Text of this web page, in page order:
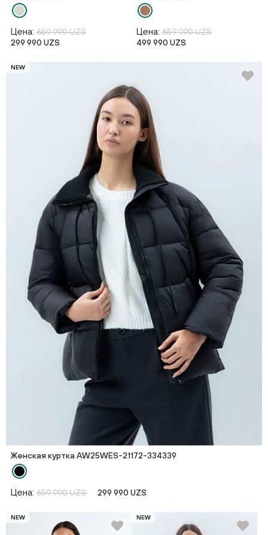
Цена: 659 990 UZS
299 990 UZS
Цена: 659 990 UZS
499 990 UZS
NEW
Женская куртка AW25WES-21172-334339
Цена: 659 990 UZS 299 990 UZS
NEW NEW